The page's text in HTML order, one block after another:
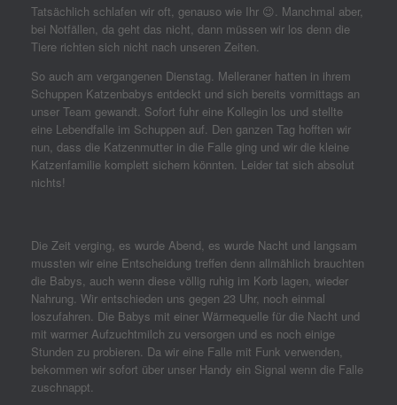
Tatsächlich schlafen wir oft, genauso wie Ihr 😉. Manchmal aber,
bei Notfällen, da geht das nicht, dann müssen wir los denn die
Tiere richten sich nicht nach unseren Zeiten.
So auch am vergangenen Dienstag. Melleraner hatten in ihrem
Schuppen Katzenbabys entdeckt und sich bereits vormittags an
unser Team gewandt. Sofort fuhr eine Kollegin los und stellte
eine Lebendfalle im Schuppen auf. Den ganzen Tag hofften wir
nun, dass die Katzenmutter in die Falle ging und wir die kleine
Katzenfamilie komplett sichern könnten. Leider tat sich absolut
nichts!
Die Zeit verging, es wurde Abend, es wurde Nacht und langsam
mussten wir eine Entscheidung treffen denn allmählich brauchten
die Babys, auch wenn diese völlig ruhig im Korb lagen, wieder
Nahrung. Wir entschieden uns gegen 23 Uhr, noch einmal
loszufahren. Die Babys mit einer Wärmequelle für die Nacht und
mit warmer Aufzuchtmilch zu versorgen und es noch einige
Stunden zu probieren. Da wir eine Falle mit Funk verwenden,
bekommen wir sofort über unser Handy ein Signal wenn die Falle
zuschnappt.